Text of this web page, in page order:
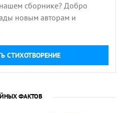
сборнике? Добро
новым авторам и
СТИХОТВОРЕНИЕ
ФАКТОВ